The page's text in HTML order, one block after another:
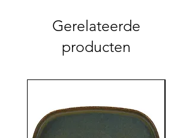
Gerelateerde
producten